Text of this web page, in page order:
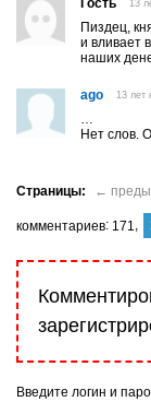
Гость 13
Пиздец,
и вливает
наших
ago 13 лет
…
Нет слов.
комментариев 171
Введите логин и